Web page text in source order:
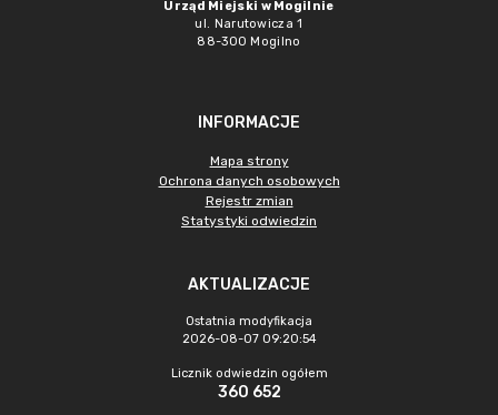
Urząd Miejski w Mogilnie
ul. Narutowicza 1
88-300 Mogilno
INFORMACJE
Mapa strony
Ochrona danych osobowych
Rejestr zmian
Statystyki odwiedzin
AKTUALIZACJE
Ostatnia modyfikacja
2026-08-07 09:20:54
Licznik odwiedzin ogółem
360 652